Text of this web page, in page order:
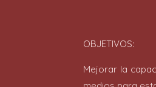
OBJETIVOS:
Mejorar la